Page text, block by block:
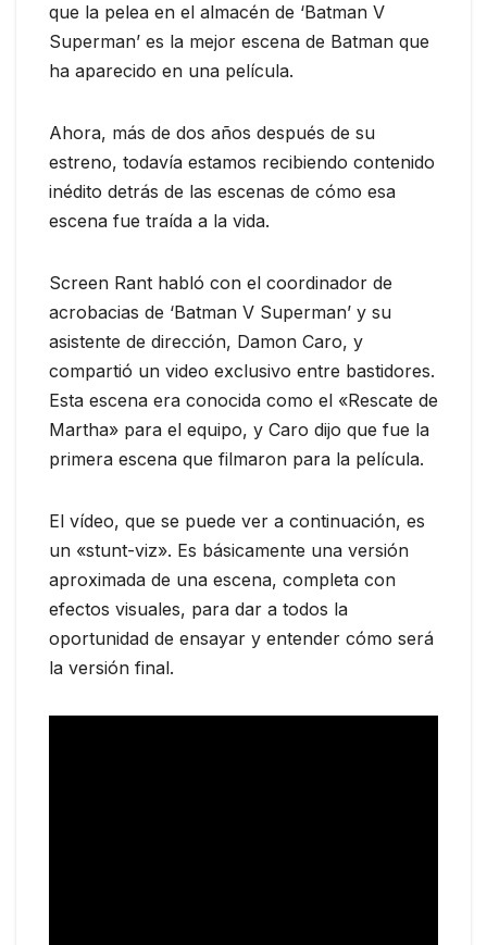
que la pelea en el almacén de ‘Batman V
Superman’ es la mejor escena de Batman que
ha aparecido en una película.
Ahora, más de dos años después de su
estreno, todavía estamos recibiendo contenido
inédito detrás de las escenas de cómo esa
escena fue traída a la vida.
Screen Rant habló con el coordinador de
acrobacias de ‘Batman V Superman’ y su
asistente de dirección, Damon Caro, y
compartió un video exclusivo entre bastidores.
Esta escena era conocida como el «Rescate de
Martha» para el equipo, y Caro dijo que fue la
primera escena que filmaron para la película.
El vídeo, que se puede ver a continuación, es
un «stunt-viz». Es básicamente una versión
aproximada de una escena, completa con
efectos visuales, para dar a todos la
oportunidad de ensayar y entender cómo será
la versión final.